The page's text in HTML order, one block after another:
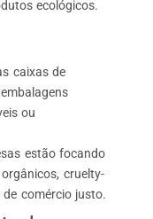
ecológicos.
caixas de
ou
estão focando
cruelty-
comércio justo.